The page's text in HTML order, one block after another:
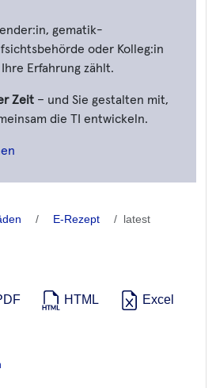
gematik-
oder Kolleg:in
Erfahrung zählt.
Zeit – und Sie gestalten mit,
die TI entwickeln.
E-Rezept latest
HTML Excel